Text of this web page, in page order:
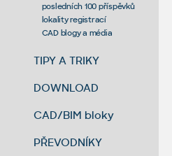
posledních 100 příspěvků
lokality registrací
CAD blogy a média
TIPY A TRIKY
DOWNLOAD
CAD/BIM bloky
PŘEVODNÍKY